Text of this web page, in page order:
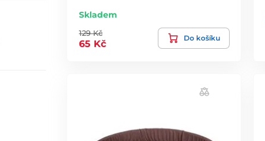
Skladem
129 Kč
65 Kč
Do košíku